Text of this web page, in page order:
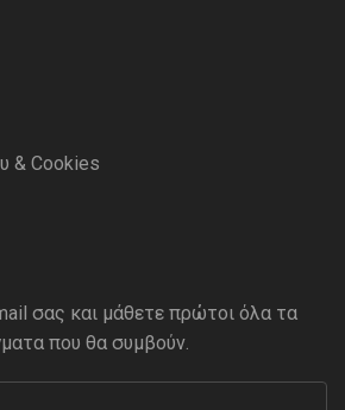
& Cookies
σας και μάθετε πρώτοι όλα τα
που θα συμβούν.